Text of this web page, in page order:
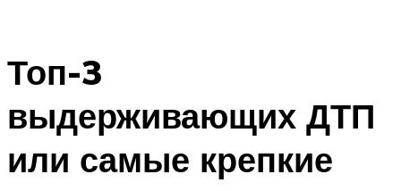
Топ-3
выдерживающих ДТП
или самые крепкие